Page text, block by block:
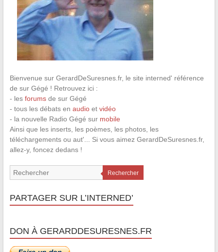
Bienvenue sur GerardDeSuresnes.fr, le site interned' référence
de sur Gégé ! Retrouvez ici :
- les forumsde sur Gégé
- tous les débats en audioet vidéo
- la nouvelle Radio Gégé sur mobile
Ainsi que les inserts, les poèmes, les photos, les
téléchargements ou aut'... Si vous aimez GerardDeSuresnes.fr,
allez-y, foncez dedans !
Rechercher
PARTAGER SUR L’INTERNED’
DON À GERARDDESURESNES.FR